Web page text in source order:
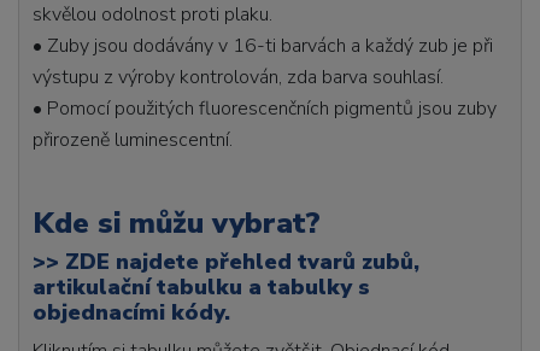
skvělou odolnost proti plaku.
• Zuby jsou dodávány v 16-ti barvách a každý zub je při
výstupu z výroby kontrolován, zda barva souhlasí.
• Pomocí použitých fluorescenčních pigmentů jsou zuby
přirozeně luminescentní.
Kde si můžu vybrat?
>> ZDE najdete přehled tvarů zubů,
artikulační tabulku a tabulky s
objednacími kódy.